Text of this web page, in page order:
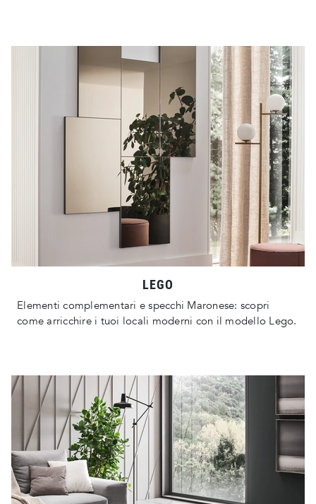
LEGO
Elementi complementari e specchi Maronese: scopri
come arricchire i tuoi locali moderni con il modello Lego.